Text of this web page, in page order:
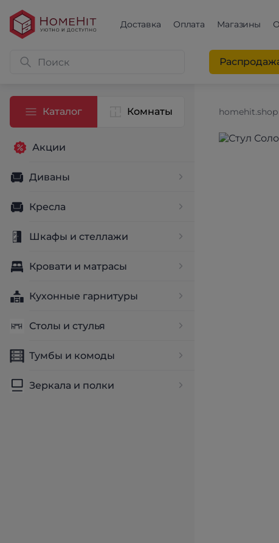
Доставка Оплата Магазины
Каталог Комнаты
Акции
Диваны
Кресла
Шкафы и стеллажи
Кровати и матрасы
Кухонные гарнитуры
Столы и стулья
Тумбы и комоды
Зеркала и полки
homehit.shop